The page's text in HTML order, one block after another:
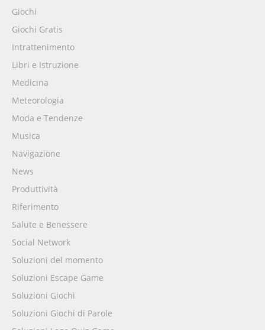
Giochi
Giochi Gratis
Intrattenimento
Libri e Istruzione
Medicina
Meteorologia
Moda e Tendenze
Musica
Navigazione
News
Produttività
Riferimento
Salute e Benessere
Social Network
Soluzioni del momento
Soluzioni Escape Game
Soluzioni Giochi
Soluzioni Giochi di Parole